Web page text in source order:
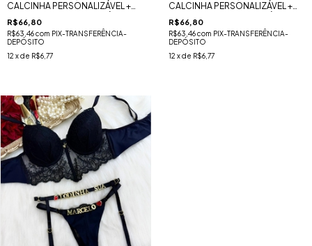
CALCINHA PERSONALIZÁVEL +
CINTA LIGA PERSONALIZÁVEL -
BRANCO COM NUDE
R$66,80
R$63,46com PIX-TRANSFERÊNCIA-
DEPÓSITO
12 x de R$6,77
CALCINHA PERSONALIZÁVEL +
CINTA LIGA PERSONALIZÁVEL -
PRETO COM NUDE
R$66,80
R$63,46com PIX-TRANSFERÊNCIA-
DEPÓSITO
12 x de R$6,77